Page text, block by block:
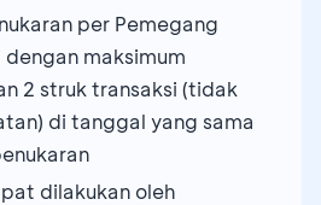
per Pemegang
maksimum
2 struk transaksi (tidak
di tanggal yang sama
dilakukan oleh